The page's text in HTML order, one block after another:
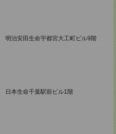
治安田生命宇都宮大工町ビル9階
日本生命千葉駅前ビル1階